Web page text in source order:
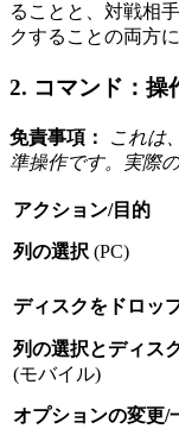
ることと、対戦相
クすることの両方
2. コマンド：操
免責事項：
これは
準操作です。実際
アクション/目的
列の選択 (PC)
ディスクをドロッ
列の選択とディス
(モバイル)
オプションの変更/